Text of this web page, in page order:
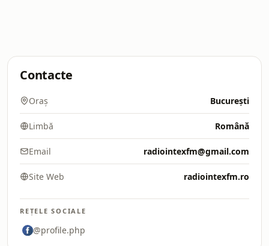
Contacte
Oraș București
Limbă Română
Email radiointexfm@gmail.com
Site Web radiointexfm.ro
REȚELE SOCIALE
@profile.php